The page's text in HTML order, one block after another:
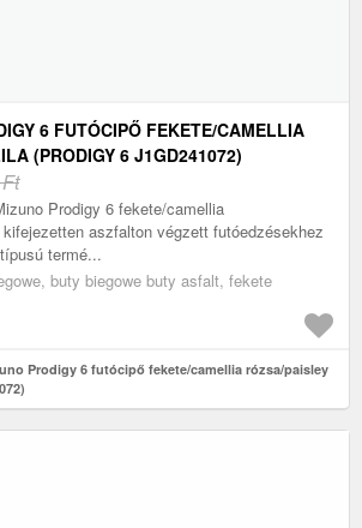
6 FUTÓCIPŐ FEKETE/CAMELLIA
(PRODIGY 6 J1GD241072)
Prodigy 6 fekete/camellia
aszfalton végzett futóedzésekhez
termé...
buty biegowe buty asfalt, fekete
Prodigy 6 futócipő fekete/camellia rózsa/paisley